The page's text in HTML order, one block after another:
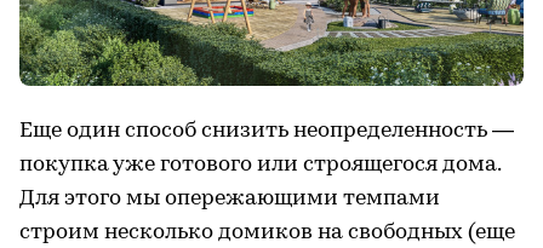
Еще один способ снизить неопределенность —
покупка уже готового или строящегося дома.
Для этого мы опережающими темпами
строим несколько домиков на свободных (еще